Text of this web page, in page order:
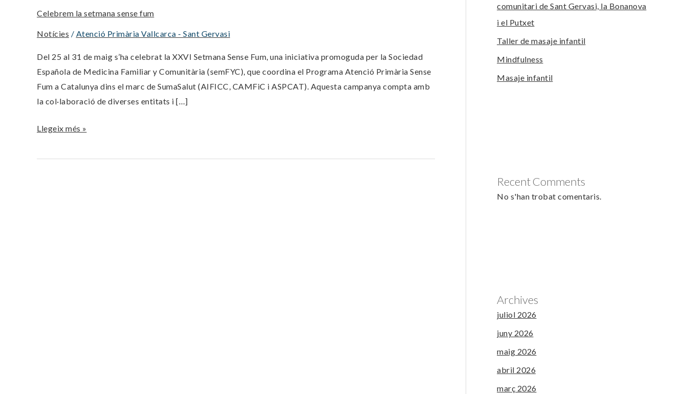
Celebrem la setmana sense fum
Notícies / Atenció Primària Vallcarca - Sant Gervasi
Del 25 al 31 de maig s’ha celebrat la XXVI Setmana Sense Fum, una iniciativa promoguda per la Sociedad
Española de Medicina Familiar y Comunitària (semFYC), que coordina el Programa Atenció Primària Sense
Fum a Catalunya dins el marc de SumaSalut (AIFICC, CAMFiC i ASPCAT). Aquesta campanya compta amb
la col·laboració de diverses entitats i […]
sense
fum
Llegeix més »
comunitari de Sant Gervasi, la Bonanova
i el Putxet
Taller de masaje infantil
Mindfulness
Masaje infantil
Recent Comments
No s'han trobat comentaris.
Archives
juliol 2026
juny 2026
maig 2026
abril 2026
març 2026